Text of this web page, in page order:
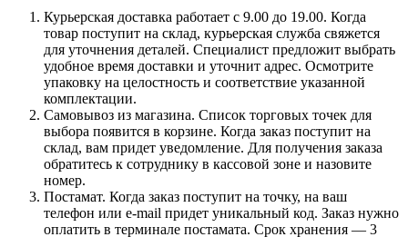
Курьерская доставка работает с 9.00 до 19.00. Когда
товар поступит на склад, курьерская служба свяжется
для уточнения деталей. Специалист предложит выбрать
удобное время доставки и уточнит адрес. Осмотрите
упаковку на целостность и соответствие указанной
комплектации.
Самовывоз из магазина. Список торговых точек для
выбора появится в корзине. Когда заказ поступит на
склад, вам придет уведомление. Для получения заказа
обратитесь к сотруднику в кассовой зоне и назовите
номер.
Постамат. Когда заказ поступит на точку, на ваш
телефон или e-mail придет уникальный код. Заказ нужно
оплатить в терминале постамата. Срок хранения — 3